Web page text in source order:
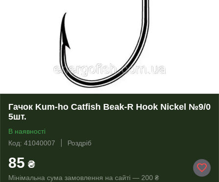
Гачок Kum-ho Catfish Beak-R Hook Nickel №9/0
5шт.
В наявності
Код: 41040007
Роздріб
85 ₴
Мінімальна сума замовлення на сайті — 200 ₴